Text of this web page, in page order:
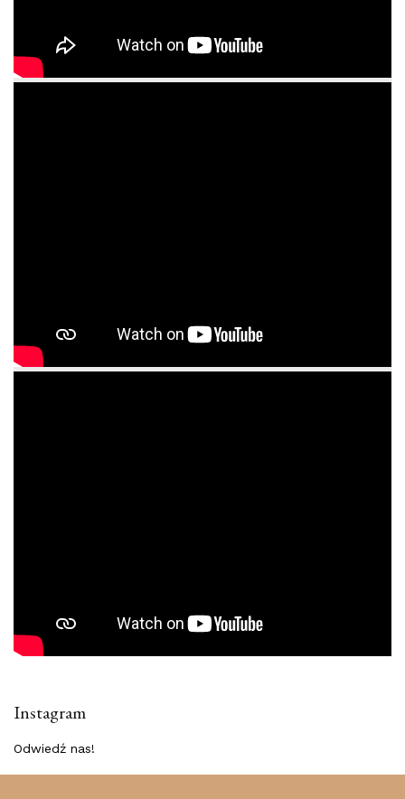
Instagram
Odwiedź nas!